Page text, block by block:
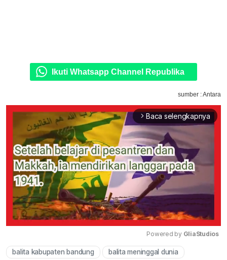
Ikuti Whatsapp Channel Republika
sumber : Antara
arrow_forward_ios Baca selengkapnya
Powered by GliaStudios
balita kabupaten bandung balita meninggal dunia